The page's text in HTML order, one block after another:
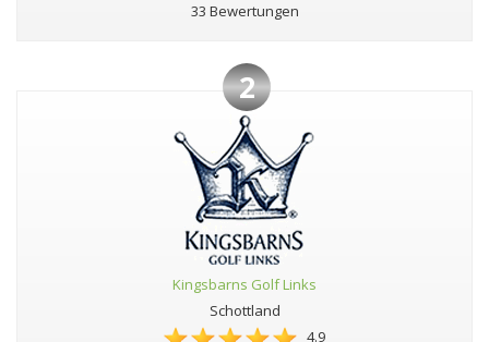
33 Bewertungen
2
Kingsbarns Golf Links
Schottland
4.9